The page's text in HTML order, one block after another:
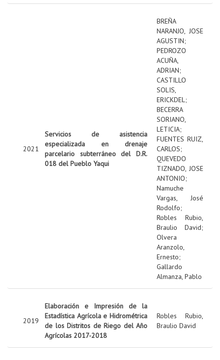
2021
Servicios de asistencia
especializada en drenaje
parcelario subterráneo del D.R.
018 del Pueblo Yaqui
BREÑA
NARANJO, JOSE
AGUSTIN;
PEDROZO
ACUÑA,
ADRIAN;
CASTILLO
SOLIS,
ERICKDEL;
BECERRA
SORIANO,
LETICIA;
FUENTES RUIZ,
CARLOS;
QUEVEDO
TIZNADO, JOSE
ANTONIO;
Namuche
Vargas, José
Rodolfo;
Robles Rubio,
Braulio David;
Olvera
Aranzolo,
Ernesto;
Gallardo
Almanza, Pablo
2019
Elaboración e Impresión de la
Estadística Agrícola e Hidrométrica
de los Distritos de Riego del Año
Agrícolas 2017-2018
Robles Rubio,
Braulio David